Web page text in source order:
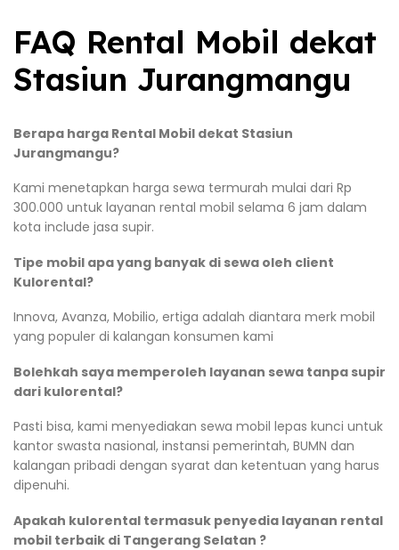
FAQ Rental Mobil dekat
Stasiun Jurangmangu
Berapa harga Rental Mobil dekat Stasiun
Jurangmangu?
Kami menetapkan harga sewa termurah mulai dari Rp
300.000 untuk layanan rental mobil selama 6 jam dalam
kota include jasa supir.
Tipe mobil apa yang banyak di sewa oleh client
Kulorental?
Innova, Avanza, Mobilio, ertiga adalah diantara merk mobil
yang populer di kalangan konsumen kami
Bolehkah saya memperoleh layanan sewa tanpa supir
dari kulorental?
Pasti bisa, kami menyediakan sewa mobil lepas kunci untuk
kantor swasta nasional, instansi pemerintah, BUMN dan
kalangan pribadi dengan syarat dan ketentuan yang harus
dipenuhi.
Apakah kulorental termasuk penyedia layanan rental
mobil terbaik di Tangerang Selatan ?